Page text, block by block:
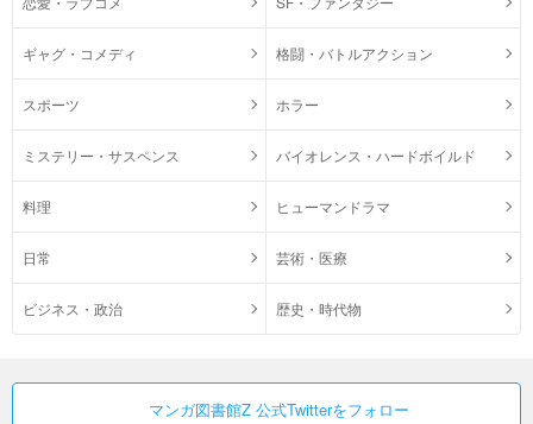
ギャグ・コメディ 格闘・バトルアクション
スポーツ ホラー
ミステリー・サスペンス バイオレンス・ハードボイルド
料理 ヒューマンドラマ
日常 芸術・医療
ビジネス・政治 歴史・時代物
マンガ図書館Z 公式Twitterをフォロー